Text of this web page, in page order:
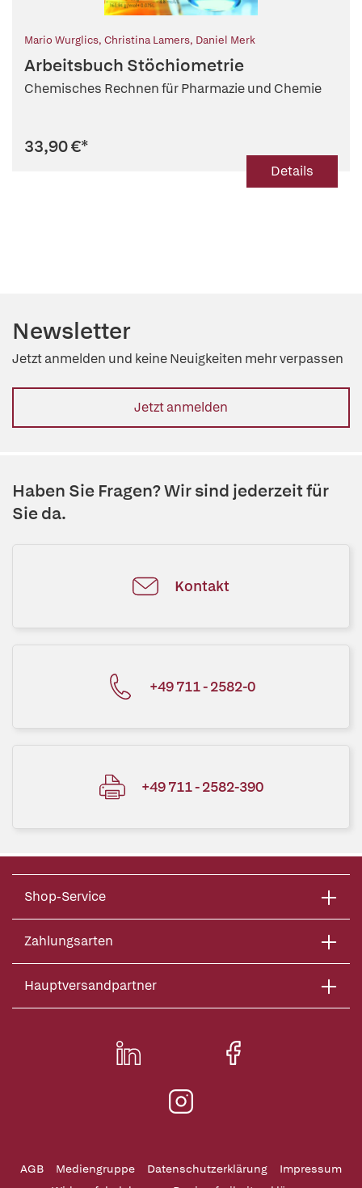
Mario Wurglics, Christina Lamers, Daniel Merk
Arbeitsbuch Stöchiometrie
Chemisches Rechnen für Pharmazie und Chemie
33,90 €*
Details
Newsletter
Jetzt anmelden und keine Neuigkeiten mehr verpassen
Jetzt anmelden
Haben Sie Fragen? Wir sind jederzeit für
Sie da.
Kontakt
+49 711 - 2582-0
+49 711 - 2582-390
Shop-Service
Zahlungsarten
Hauptversandpartner
AGB Mediengruppe Datenschutzerklärung
Impressum